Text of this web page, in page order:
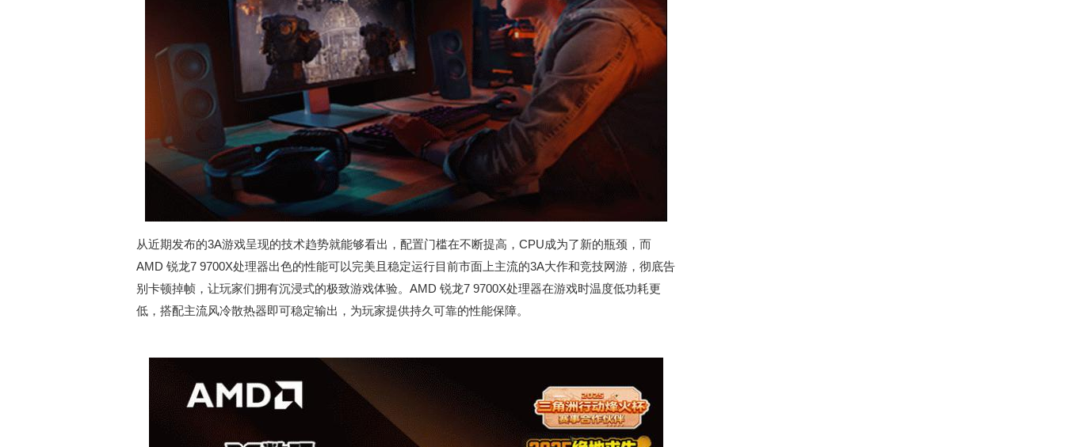
从近期发布的3A游戏呈现的技术趋势就能够看出，配置门槛在不断提高，CPU成为了新的瓶颈，而
AMD 锐龙7 9700X处理器出色的性能可以完美且稳定运行目前市面上主流的3A大作和竞技网游，彻底告
别卡顿掉帧，让玩家们拥有沉浸式的极致游戏体验。AMD 锐龙7 9700X处理器在游戏时温度低功耗更
低，搭配主流风冷散热器即可稳定输出，为玩家提供持久可靠的性能保障。